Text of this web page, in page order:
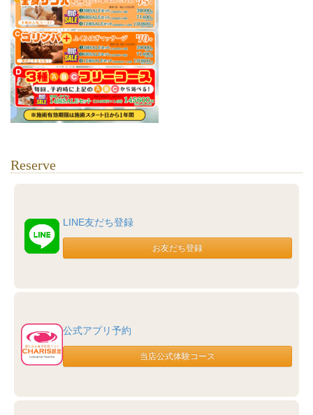
Reserve
LINE友だち登録
公式アプリ予約